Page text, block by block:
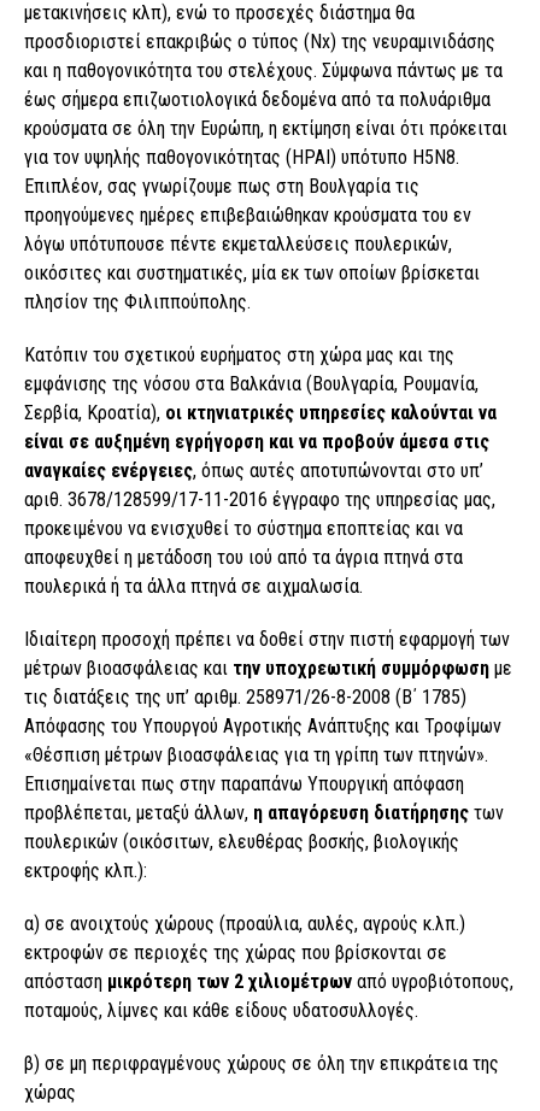
µετακινήσεις κλπ), ενώ το προσεχές διάστηµα θα
προσδιοριστεί επακριβώς ο τύπος (Νx) της νευραµινιδάσης
και η παθογονικότητα του στελέχους. Σύµφωνα πάντως µε τα
έως σήµερα επιζωοτιολογικά δεδοµένα από τα πολυάριθµα
κρούσµατα σε όλη την Ευρώπη, η εκτίµηση είναι ότι πρόκειται
για τον υψηλής παθογονικότητας (HPAI) υπότυπο Η5Ν8.
Επιπλέον, σας γνωρίζουµε πως στη Βουλγαρία τις
προηγούµενες ηµέρες επιβεβαιώθηκαν κρούσµατα του εν
λόγω υπότυπουσε πέντε εκµεταλλεύσεις πουλερικών,
οικόσιτες και συστηµατικές, µία εκ των οποίων βρίσκεται
πλησίον της Φιλιππούπολης.
Κατόπιν του σχετικού ευρήµατος στη χώρα µας και της
εµφάνισης της νόσου στα Βαλκάνια (Βουλγαρία, Ρουµανία,
Σερβία, Κροατία), οι κτηνιατρικές υπηρεσίες καλούνται να
είναι σε αυξηµένη εγρήγορση και να προβούν άµεσα στις
αναγκαίες ενέργειες, όπως αυτές αποτυπώνονται στο υπ’
αριθ. 3678/128599/17-11-2016 έγγραφο της υπηρεσίας µας,
προκειµένου να ενισχυθεί το σύστηµα εποπτείας και να
αποφευχθεί η µετάδοση του ιού από τα άγρια πτηνά στα
πουλερικά ή τα άλλα πτηνά σε αιχµαλωσία.
Ιδιαίτερη προσοχή πρέπει να δοθεί στην πιστή εφαρµογή των
µέτρων βιοασφάλειας και την υποχρεωτική συµµόρφωση µε
τις διατάξεις της υπ’ αριθµ. 258971/26-8-2008 (Β΄ 1785)
Απόφασης του Υπουργού Αγροτικής Ανάπτυξης και Τροφίµων
«Θέσπιση µέτρων βιοασφάλειας για τη γρίπη των πτηνών».
Επισηµαίνεται πως στην παραπάνω Υπουργική απόφαση
προβλέπεται, µεταξύ άλλων, η απαγόρευση διατήρησης των
πουλερικών (οικόσιτων, ελευθέρας βοσκής, βιολογικής
εκτροφής κλπ.):
α) σε ανοιχτούς χώρους (προαύλια, αυλές, αγρούς κ.λπ.)
εκτροφών σε περιοχές της χώρας που βρίσκονται σε
απόσταση µικρότερη των 2 χιλιοµέτρων από υγροβιότοπους,
ποταµούς, λίµνες και κάθε είδους υδατοσυλλογές.
β) σε µη περιφραγµένους χώρους σε όλη την επικράτεια της
χώρας